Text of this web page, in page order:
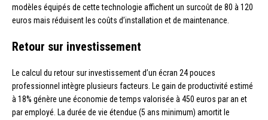
modèles équipés de cette technologie affichent un surcoût de 80 à 120
euros mais réduisent les coûts d’installation et de maintenance.
Retour sur investissement
Le calcul du retour sur investissement d’un écran 24 pouces
professionnel intègre plusieurs facteurs. Le gain de productivité estimé
à 18% génère une économie de temps valorisée à 450 euros par an et
par employé. La durée de vie étendue (5 ans minimum) amortit le